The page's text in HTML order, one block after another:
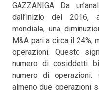
GAZZANIGA Da
dall’inizio del 2016,
mondiale, una
M&A pari a circa il 24%,
operazioni. Questo
numero di cosiddetti
numero di operazioni.
almeno due operazioni